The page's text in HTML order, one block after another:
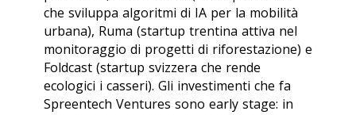
che sviluppa algoritmi di IA per la mobilità
urbana), Ruma (startup trentina attiva nel
monitoraggio di progetti di riforestazione) e
Foldcast (startup svizzera che rende
ecologici i casseri). Gli investimenti che fa
Spreentech Ventures sono early stage: in